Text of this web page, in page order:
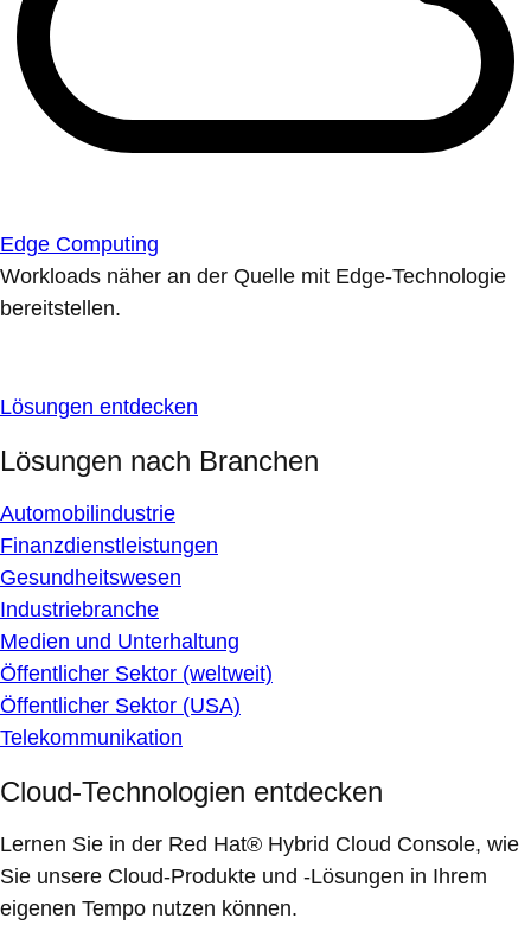
Edge Computing
Workloads näher an der Quelle mit Edge-Technologie
bereitstellen.
Lösungen entdecken
Lösungen nach Branchen
Automobilindustrie
Finanzdienstleistungen
Gesundheitswesen
Industriebranche
Medien und Unterhaltung
Öffentlicher Sektor (weltweit)
Öffentlicher Sektor (USA)
Telekommunikation
Cloud-Technologien entdecken
Lernen Sie in der Red Hat® Hybrid Cloud Console, wie
Sie unsere Cloud-Produkte und -Lösungen in Ihrem
eigenen Tempo nutzen können.